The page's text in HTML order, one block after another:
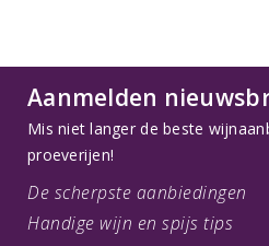
Aanmelden
Mis niet langer de beste
proeverijen!
De scherpste aanbiedingen
Handige wijn en spijs tips